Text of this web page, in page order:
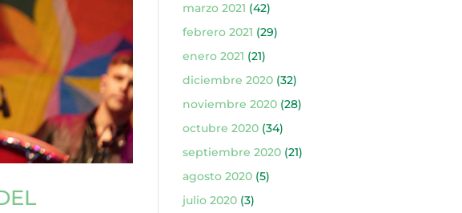
marzo 2021 (42)
febrero 2021 (29)
enero 2021 (21)
diciembre 2020(32)
noviembre 2020(28)
octubre 2020(34)
septiembre 2020(21)
agosto 2020(5)
julio 2020(3)